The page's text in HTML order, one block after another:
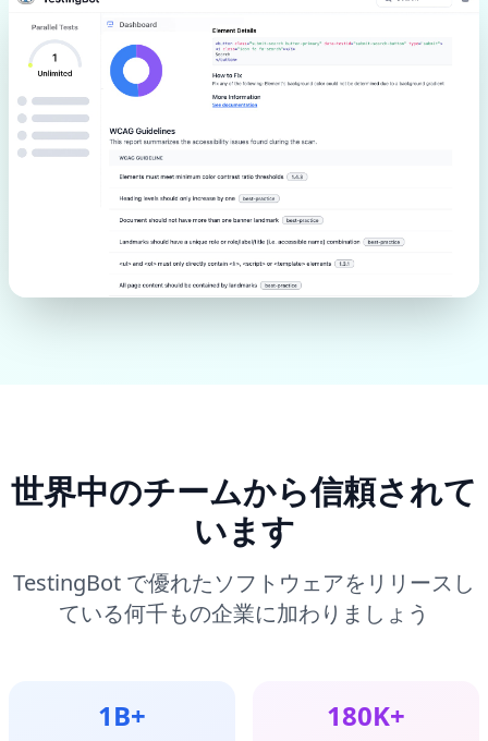
世界中のチームから信頼されて
います
TestingBot で優れたソフトウェアをリリースし
ている何千もの企業に加わりましょう
1B+ 180K+